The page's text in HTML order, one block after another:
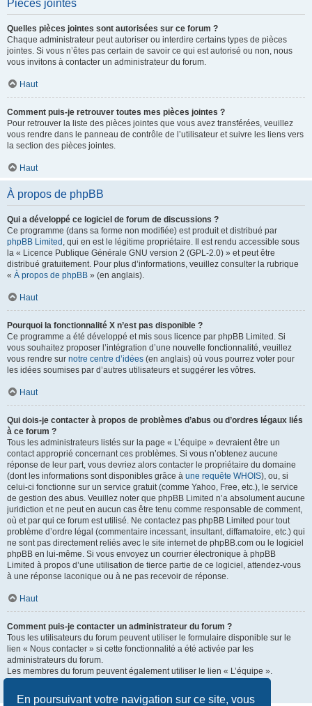
En poursuivant votre navigation sur ce site, vous
Pièces jointes
Quelles pièces jointes sont autorisées sur ce forum ?
Chaque administrateur peut autoriser ou interdire certains types de pièces
jointes. Si vous n’êtes pas certain de savoir ce qui est autorisé ou non, nous
vous invitons à contacter un administrateur du forum.
Haut
Comment puis-je retrouver toutes mes pièces jointes ?
Pour retrouver la liste des pièces jointes que vous avez transférées, veuillez
vous rendre dans le panneau de contrôle de l’utilisateur et suivre les liens vers
la section des pièces jointes.
Haut
À propos de phpBB
Qui a développé ce logiciel de forum de discussions ?
Ce programme (dans sa forme non modifiée) est produit et distribué par
phpBB Limited , qui en est le légitime propriétaire. Il est rendu accessible sous
la « Licence Publique Générale GNU version 2 (GPL-2.0) » et peut être
distribué gratuitement. Pour plus d’informations, veuillez consulter la rubrique
« À propos de phpBB » (en anglais).
Haut
Pourquoi la fonctionnalité X n’est pas disponible ?
Ce programme a été développé et mis sous licence par phpBB Limited. Si
vous souhaitez proposer l’intégration d’une nouvelle fonctionnalité, veuillez
vous rendre sur notre centre d’idées (en anglais) où vous pourrez voter pour
les idées soumises par d’autres utilisateurs et suggérer les vôtres.
Haut
Qui dois-je contacter à propos de problèmes d’abus ou d’ordres légaux liés
à ce forum ?
Tous les administrateurs listés sur la page « L’équipe » devraient être un
contact approprié concernant ces problèmes. Si vous n’obtenez aucune
réponse de leur part, vous devriez alors contacter le propriétaire du domaine
(dont les informations sont disponibles grâce à une requête WHOIS), ou, si
celui-ci fonctionne sur un service gratuit (comme Yahoo, Free, etc.), le service
de gestion des abus. Veuillez noter que phpBB Limited n’a absolument aucune
juridiction et ne peut en aucun cas être tenu comme responsable de comment,
où et par qui ce forum est utilisé. Ne contactez pas phpBB Limited pour tout
problème d’ordre légal (commentaire incessant, insultant, diffamatoire, etc.) qui
ne sont pas directement reliés avec le site internet de phpBB.com ou le logiciel
phpBB en lui-même. Si vous envoyez un courrier électronique à phpBB
Limited à propos d’une utilisation de tierce partie de ce logiciel, attendez-vous
à une réponse laconique ou à ne pas recevoir de réponse.
Haut
Comment puis-je contacter un administrateur du forum ?
Tous les utilisateurs du forum peuvent utiliser le formulaire disponible sur le
lien « Nous contacter » si cette fonctionnalité a été activée par les
administrateurs du forum.
Les membres du forum peuvent également utiliser le lien « L’équipe ».
Haut